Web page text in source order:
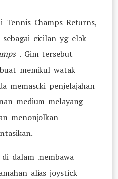
Tennis Champs Returns,
cicilan yg elok
. Gim tersebut
memikul watak
memasuki penjelajahan
medium melayang
menonjolkan
dalam membawa
alias joystick